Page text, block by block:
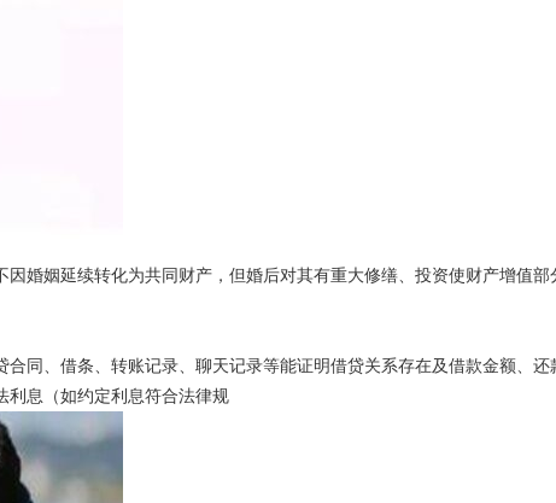
婚姻延续转化为共同财产，但婚后对其有重大修缮、投资使财产增值
同、借条、转账记录、聊天记录等能证明借贷关系存在及借款金额、还
利息（如约定利息符合法律规